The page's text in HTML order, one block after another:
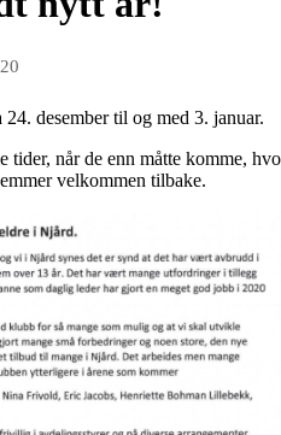
desember til og med 3. januar.
når de enn måtte komme,
velkommen tilbake.